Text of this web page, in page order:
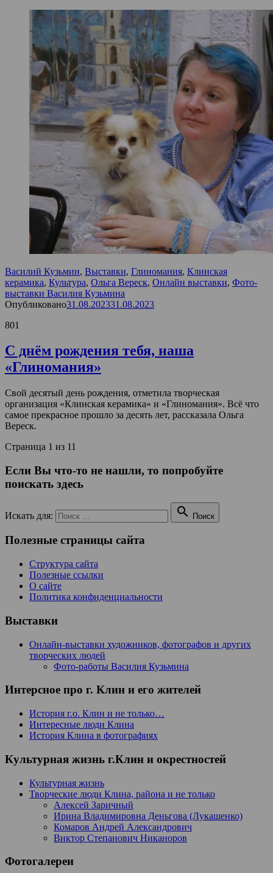
Василий Кузьмин, Выставки, Глиномания, Клинская
керамика, Культура, Ольга Вереск, Онлайн выставки, Фото-
выставки Василия Кузьмина
Опубликовано31.08.202331.08.2023
801
С днём рождения тебя, наша
«Глиномания»
Свой десятый день рождения, отметила творческая
организация «Клинская керамика» и «Глиномания». Всё что
самое прекрасное прошло за десять лет, рассказала Ольга
Вереск.
Страница 1 из 11
Если Вы что-то не нашли, то попробуйте
поискать здесь
Искать для:  Поиск
Полезные страницы сайта
Структура сайта
Полезные ссылки
О сайте
Политика конфиденциальности
Выставки
Онлайн-выставки художников, фотографов и других
творческих людей
Фото-работы Василия Кузьмина
Интерсное про г. Клин и его жителей
История г.о. Клин и не только…
Интересные люди Клина
История Клина в фотографиях
Культурная жизнь г.Клин и окрестностей
Культурная жизнь
Творческие люди Клина, района и не только
Алексей Заричный
Ирина Владимировна Деньгова (Лукашенко)
Комаров Андрей Александрович
Виктор Степанович Никаноров
Фотогалереи